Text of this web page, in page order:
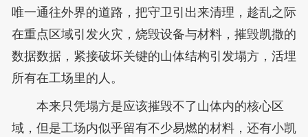
唯一通往外界的道路，把守卫引出来清理，趁乱之际
在重点区域引发火灾，烧毁设备与材料，摧毁凯撒的
数据数据，紧接破坏关键的山体结构引发塌方，活埋
所有在工场里的人。
本来只凭塌方是应该摧毁不了山体内的核心区
域，但是工场内似乎留有不少易燃的材料，还有小凯